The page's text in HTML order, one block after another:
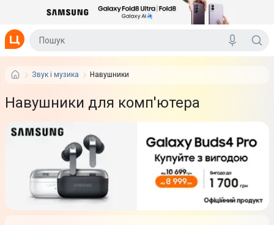
Звук і музика Навушники
Навушники для комп'ютера